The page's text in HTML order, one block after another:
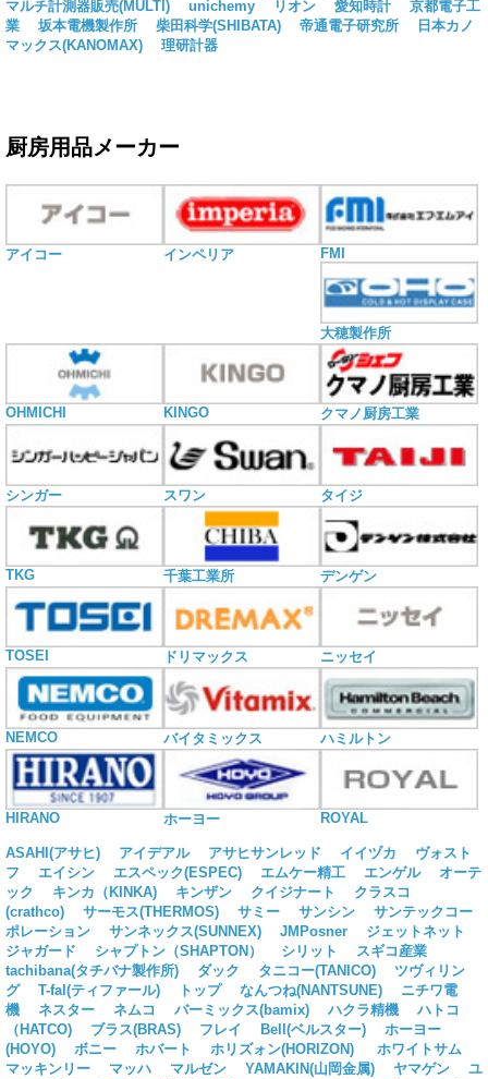
マルチ計測器販売(MULTI)
unichemy リオン 愛知時計
京都電子工
業
坂本電機製作所 柴田科学(SHIBATA) 帝通電子研究所
日本カノ
マックス(KANOMAX)
理研計器
厨房用品メーカー
アイコー インペリア FMI
大穂製作所
OHMICHI KINGO クマノ厨房工業
シンガー スワン タイジ
TKG 千葉工業所 デンゲン
TOSEI ドリマックス ニッセイ
NEMCO バイタミックス ハミルトン
HIRANO ホーヨー ROYAL
ASAHI(アサヒ) アイデアル アサヒサンレッド イイヅカ
ヴォスト
フ
エイシン エスペック(ESPEC) エムケー精工 エンゲル
オーテ
ック
キンカ（KINKA) キンザン クイジナート
クラスコ
(crathco)
サーモス(THERMOS) サミー サンシン
サンテックコー
ポレーション
サンネックス(SUNNEX) JMPosner
ジェットネット
ジャガード
シャプトン（SHAPTON） シリット
スギコ産業
tachibana(タチバナ製作所)
ダック タニコー(TANICO)
ツヴィリン
グ
T-fal(ティファール) トップ なんつね(NANTSUNE)
ニチワ電
機
ネスター ネムコ バーミックス(bamix) ハクラ精機
ハトコ
（HATCO)
ブラス(BRAS) フレイ Bell(ベルスター)
ホーヨー
(HOYO)
ボニー ホバート ホリズォン(HORIZON)
ホワイトサム
マッキンリー
マッハ マルゼン YAMAKIN(山岡金属) ヤマゲン
ユ